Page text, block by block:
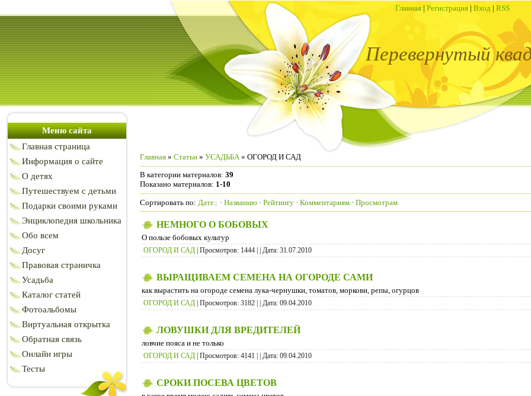
Главная | Регистрация | Вход | RSS
Перевернутый
Меню сайта
Главная страница
Информация о сайте
О детях
Путешествуем с детьми
Подарки своими руками
Энциклопедия школьника
Обо всем
Досуг
Правовая страничка
Усадьба
Каталог статей
Фотоальбомы
Виртуальная открытка
Обратная связь
Онлайн игры
Тесты
Главная » Статьи » УСАДЬБА» ОГОРОД И САД
В категории материалов: 39
Показано материалов: 1-10
Сортировать по: Дате · Названию · Рейтингу · Комментариям · Просмотрам
НЕМНОГО О БОБОВЫХ
О пользе бобовых культур
ОГОРОД И САД | Просмотров: 1444 | | Дата: 31.07.2010
ВЫРАЩИВАЕМ СЕМЕНА НА ОГОРОДЕ САМИ
как вырастить на огороде семена лука-чернушки, томатов, моркови, репы, огурцов
ОГОРОД И САД | Просмотров: 3182 | | Дата: 09.04.2010
ЛОВУШКИ ДЛЯ ВРЕДИТЕЛЕЙ
ловчие пояса и не только
ОГОРОД И САД | Просмотров: 4141 | | Дата: 09.04.2010
СРОКИ ПОСЕВА ЦВЕТОВ